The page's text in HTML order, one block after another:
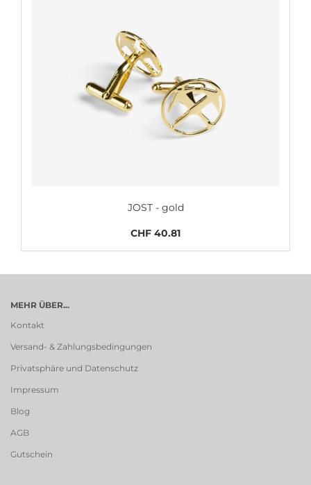
JOST - gold
CHF 40.81
MEHR ÜBER...
Kontakt
Versand- & Zahlungsbedingungen
Privatsphäre und Datenschutz
Impressum
Blog
AGB
Gutschein